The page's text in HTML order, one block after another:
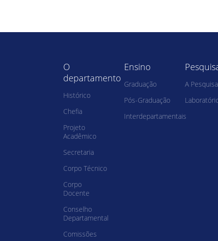
O
departamento
Histórico
Chefia
Projeto
Acadêmico
Secretaria
Corpo Técnico
Corpo
Docente
Conselho
Departamental
Comissões
Ensino
Graduação
Pós-Graduação
Interdepartamentais
A Pesquisa